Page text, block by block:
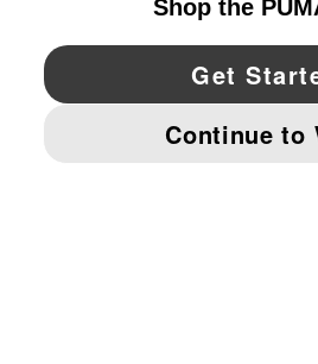
YouTube Twitter Pinterest